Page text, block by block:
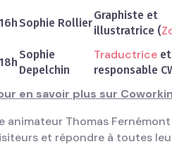
Sophie Rollier
Graphiste et
illustratrice (
Sophie
Depelchin
Traductrice et
responsable
en savoir plus sur
animateur Thomas
et répondre à toutes